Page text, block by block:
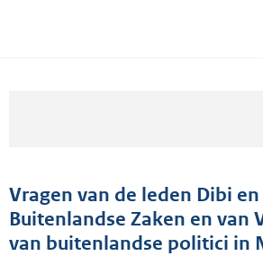
Vragen van de leden Dibi
Buitenlandse Zaken en
van buitenlandse politici in